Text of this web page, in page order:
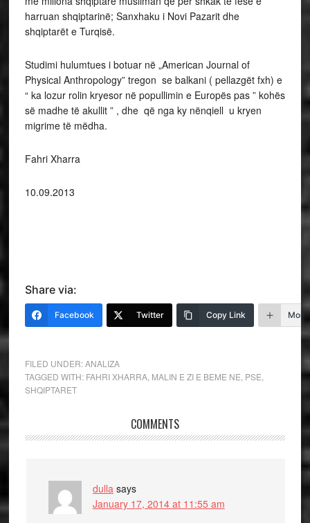
harruan shqiptarinë; Sanxhaku i Novi Pazarit dhe
shqiptarët e Turqisë.
Studimi hulumtues i botuar në „American Journal of
Physical Anthropology” tregon se balkani ( pellazgët fxh) e
“ ka lozur rolin kryesor në popullimin e Europës pas ” kohës
së madhe të akullit ” , dhe që nga ky nënqiell u kryen
migrime të mëdha.
Fahri Xharra
10.09.2013
Share via:
Facebook Twitter Copy Link More
FILED UNDER:ANALIZA
TAGGED WITH: FAHRI XHARRA, MALIN E ZI E BEME NE PSE
SHQIPTARET
COMMENTS
dulla says
January 17, 2014 at 11:55 am